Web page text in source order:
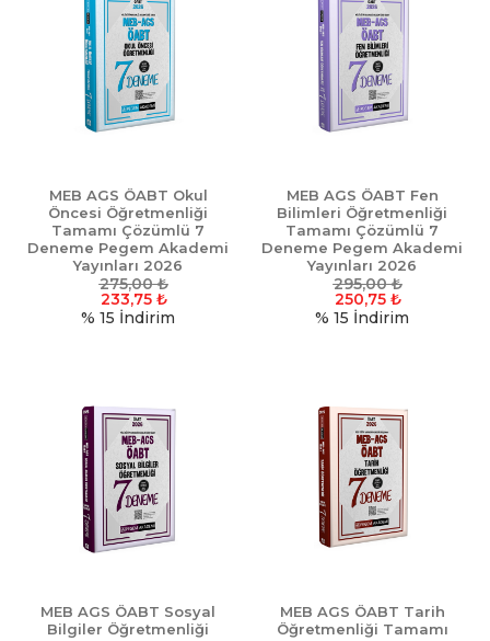
MEB AGS ÖABT Okul
Öncesi Öğretmenliği
Tamamı Çözümlü 7
Deneme Pegem Akademi
Yayınları 2026
275,00₺
233,75₺
% 15 İndirim
MEB AGS ÖABT Fen
Bilimleri Öğretmenliği
Tamamı Çözümlü 7
Deneme Pegem Akademi
Yayınları 2026
295,00₺
250,75₺
% 15 İndirim
MEB AGS ÖABT Sosyal
Bilgiler Öğretmenliği
MEB AGS ÖABT Tarih
Öğretmenliği Tamamı